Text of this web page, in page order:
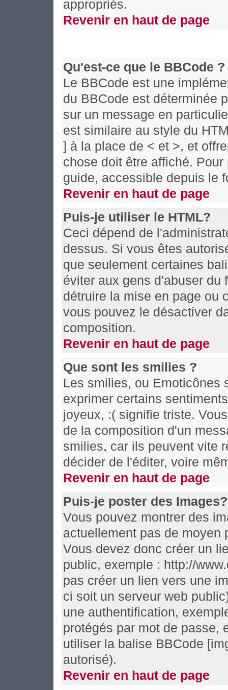
appropriés.
Revenir en haut de page
Qu'est-ce que le BBCode ?
Le BBCode est une
du BBCode est déterminée
sur un message en
est similaire au style du
] à la place de < et >, et
chose doit être affiché.
guide, accessible depuis le
Revenir en haut de page
Puis-je utiliser le HTML?
Ceci dépend de
dessus. Si vous êtes
que seulement certaines
éviter aux gens d'abuser du
détruire la mise en page ou
vous pouvez le désactiver
composition.
Revenir en haut de page
Que sont les smilies ?
Les smilies, ou Emoticônes
exprimer certains
joyeux, :( signifie triste.
de la composition d'un
smilies, car ils peuvent vite
décider de l'éditer, voire
Revenir en haut de page
Puis-je poster des Images?
Vous pouvez montrer des
actuellement pas de moyen
Vous devez donc créer un
public, exemple : http://
pas créer un lien vers une
ci soit un serveur web
une authentification,
protégés par mot de passe,
utiliser la balise BBCode
autorisé).
Revenir en haut de page